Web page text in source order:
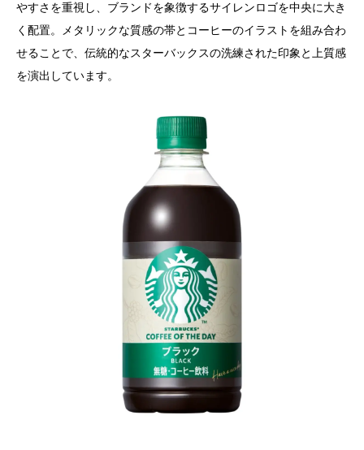
やすさを重視し、ブランドを象徴するサイレンロゴを中央に大き
く配置。メタリックな質感の帯とコーヒーのイラストを組み合わ
せることで、伝統的なスターバックスの洗練された印象と上質感
を演出しています。